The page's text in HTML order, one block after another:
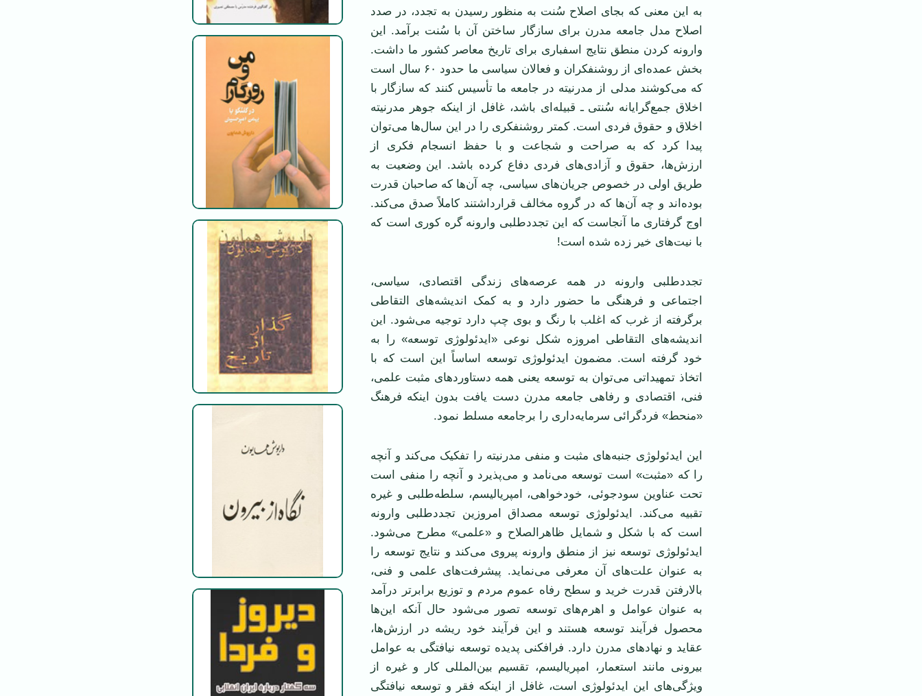
به این معنی که بجای اصلاح سُنت به منظور رسیدن به تجدد، در صدد
اصلاح مدل جامعه مدرن برای سازگار ساختن آن با سُنت برآمد. این
وارونه کردن منطق نتایج اسفباری برای تاریخ معاصر کشور ما داشت.
بخش عمده‌ای از روشنفکران و فعالان سیاسی ما حدود ۶۰ سال است
که می‌کوشند مدلی از مدرنیته در جامعه ما تأسیس کنند که سازگار با
اخلاق جمع‌گرایانه سُنتی ـ قبیله‌ای باشد، غافل از اینکه جوهر مدرنیته
اخلاق و حقوق فردی است. کمتر روشنفکری را در این سال‌ها می‌توان
پیدا کرد که به صراحت و شجاعت و با حفظ انسجام فکری از
ارزش‌ها، حقوق و آزادی‌های فردی دفاع کرده باشد. این وضعیت به
طریق اولی در خصوص جریان‌های سیاسی، چه آن‌ها که صاحبان قدرت
بوده‌اند و چه آن‌ها که در گروه مخالف قرارداشتند کاملاً‌ صدق می‌کند.
اوج گرفتاری ما آنجاست که این تجددطلبی وارونه گره کوری است که
با نیت‌های خیر زده شده است!
تجددطلبی وارونه در همه عرصه‌های زندگی اقتصادی، سیاسی،
اجتماعی و فرهنگی ما حضور دارد و به کمک اندیشه‌های التقاطی
برگرفته از غرب که اغلب با رنگ و بوی چپ دارد توجیه می‌شود. این
اندیشه‌های التقاطی امروزه شکل نوعی «ایدئولوژی توسعه» را به
خود گرفته است. مضمون ایدئولوژی توسعه اساساً این است که با
اتخاذ تمهیداتی می‌توان به توسعه یعنی همه دستاوردهای مثبت علمی،
فنی، اقتصادی و رفاهی جامعه مدرن دست یافت بدون اینکه فرهنگ
«منحط» فردگرائی سرمایه‌داری را برجامعه مسلط نمود.
این ایدئولوژی جنبه‌های مثبت و منفی مدرنیته را تفکیک می‌کند و آنچه
را که «مثبت» است توسعه می‌نامد و می‌پذیرد و آنچه را منفی است
تحت عناوین سودجوئی، خودخواهی، امپریالیسم، سلطه‌طلبی و غیره
تقبیه می‌کند. ایدئولوژی توسعه مصداق امروزین تجددطلبی وارونه
است که با شکل و شمایل ظاهرالصلاح و «علمی» مطرح می‌شود.
ایدئولوژی توسعه نیز از منطق وارونه پیروی می‌کند و نتایج توسعه را
به عنوان علت‌های آن معرفی می‌نماید. پیشرفت‌های علمی و فنی،
بالارفتن قدرت خرید و سطح رفاه عموم مردم و توزیع برابر‌تر درآمد
به عنوان عوامل و اهرم‌های توسعه تصور می‌شود حال آنکه این‌ها
محصول فرآیند توسعه هستند و این فرآیند خود ریشه در ارزش‌ها،
عقاید و نهادهای مدرن دارد. فرافکنی پدیده توسعه نیافتگی به عوامل
بیرونی مانند استعمار، امپریالیسم، تقسیم بین‌المللی کار و غیره از
ویژگی‌های این ایدئولوژی است، غافل از اینکه فقر و توسعه نیافتگی